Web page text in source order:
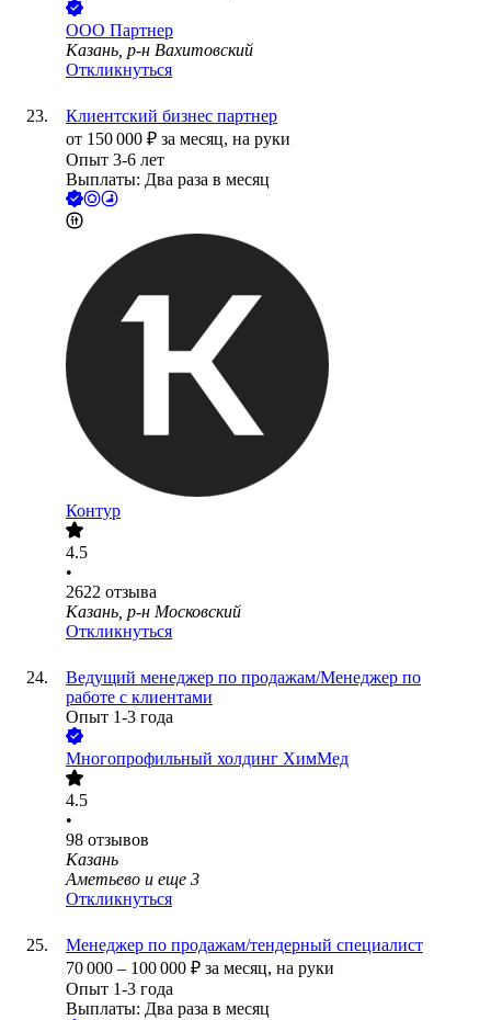
ООО Партнер
Казань, р-н Вахитовский
Откликнуться
Клиентский бизнес партнер
от 150 000 ₽ за месяц, на руки
Опыт 3-6 лет
Выплаты: Два раза в месяц
Контур
4.5
•
2622 отзыва
Казань, р-н Московский
Откликнуться
Ведущий менеджер по продажам/Менеджер по
работе с клиентами
Опыт 1-3 года
Многопрофильный холдинг ХимМед
4.5
•
98 отзывов
Казань
Аметьево и еще 3
Откликнуться
Менеджер по продажам/тендерный специалист
70 000 – 100 000 ₽ за месяц, на руки
Опыт 1-3 года
Выплаты: Два раза в месяц